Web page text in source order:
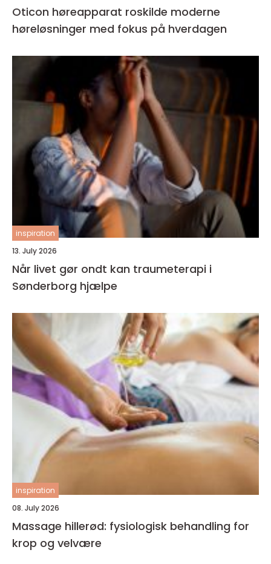
Oticon høreapparat roskilde moderne
høreløsninger med fokus på hverdagen
inspiration
13. July 2026
Når livet gør ondt kan traumeterapi i
Sønderborg hjælpe
inspiration
08. July 2026
Massage hillerød: fysiologisk behandling for
krop og velvære